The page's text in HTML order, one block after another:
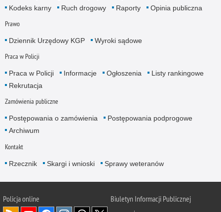
Kodeks karny
Ruch drogowy Raporty Opinia publiczna
Prawo
Dziennik Urzędowy KGP Wyroki sądowe
Praca w Policji
Praca w Policji Informacje Ogłoszenia
Listy rankingowe
Rekrutacja
Zamówienia publiczne
Postępowania o zamówienia
Postępowania podprogowe
Archiwum
Kontakt
Rzecznik Skargi i wnioski Sprawy weteranów
Policjaonline
Biuletyn Informacji Publicznej